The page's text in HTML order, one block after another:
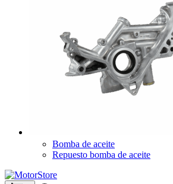
Bomba de aceite
Repuesto bomba de aceite